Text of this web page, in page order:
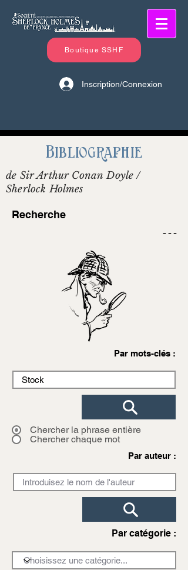
Boutique SSHF
Inscription/Connexion
Bibliographie
de Sir Arthur Conan Doyle /
Sherlock Holmes
Recherche
- - -
Par mots-clés :
Chercher la phrase entière
Chercher chaque mot
Par auteur :
Par catégorie :